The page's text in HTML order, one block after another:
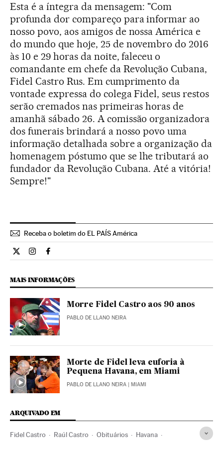
Esta é a íntegra da mensagem: "Com
profunda dor compareço para informar ao
nosso povo, aos amigos de nossa América e
do mundo que hoje, 25 de novembro do 2016
às 10 e 29 horas da noite, faleceu o
comandante em chefe da Revolução Cubana,
Fidel Castro Rus. Em cumprimento da
vontade expressa do colega Fidel, seus restos
serão cremados nas primeiras horas de
amanhã sábado 26. A comissão organizadora
dos funerais brindará a nosso povo uma
informação detalhada sobre a organização da
homenagem póstumo que se lhe tributará ao
fundador da Revolução Cubana. Até a vitória!
Sempre!"
Receba o boletim do EL PAÍS América
Internacional El País Brasil en Twitter
Internacional El País Brasil en Instagram
Internacional El País Brasil en Facebook
MAIS INFORMAÇÕES
Morre Fidel Castro aos 90 anos
PABLO DE LLANO NEIRA
Morte de Fidel leva euforia à
Pequena Havana, em Miami
PABLO DE LLANO NEIRA | MIAMI
ARQUIVADO EM
Fidel Castro Raúl Castro Obituários Havana